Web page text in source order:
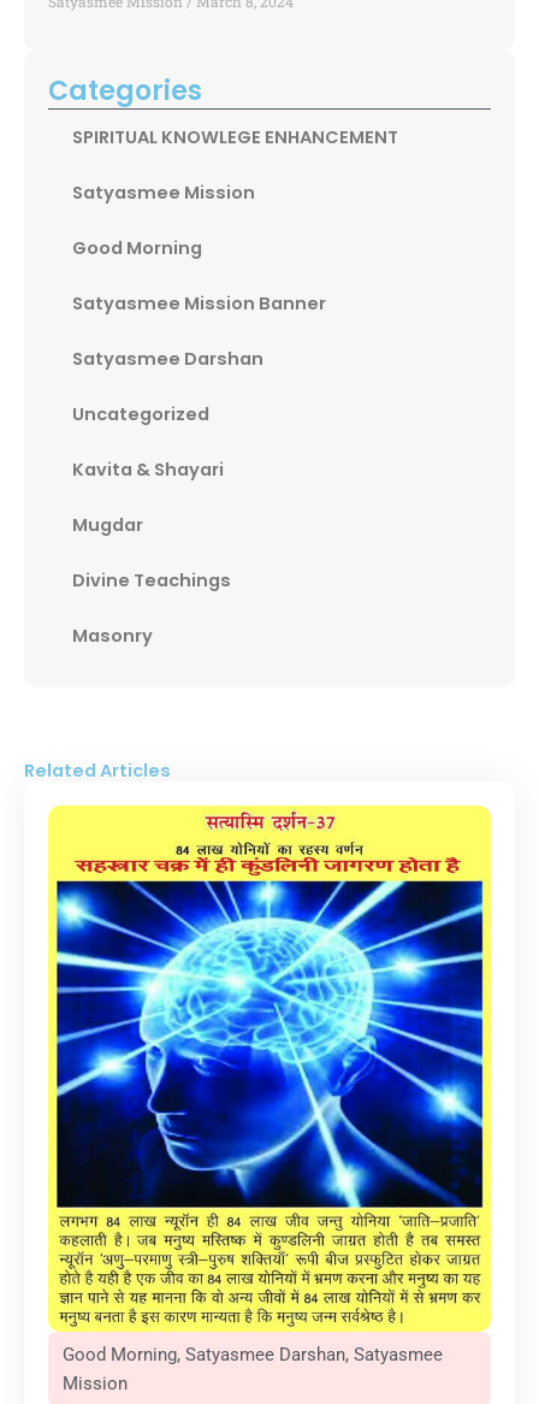
Categories
SPIRITUAL KNOWLEGE ENHANCEMENT
Satyasmee Mission
Good Morning
Satyasmee Mission Banner
Satyasmee Darshan
Uncategorized
Kavita & Shayari
Mugdar
Divine Teachings
Masonry
Related Articles
Good Morning, Satyasmee Darshan, Satyasmee
Mission